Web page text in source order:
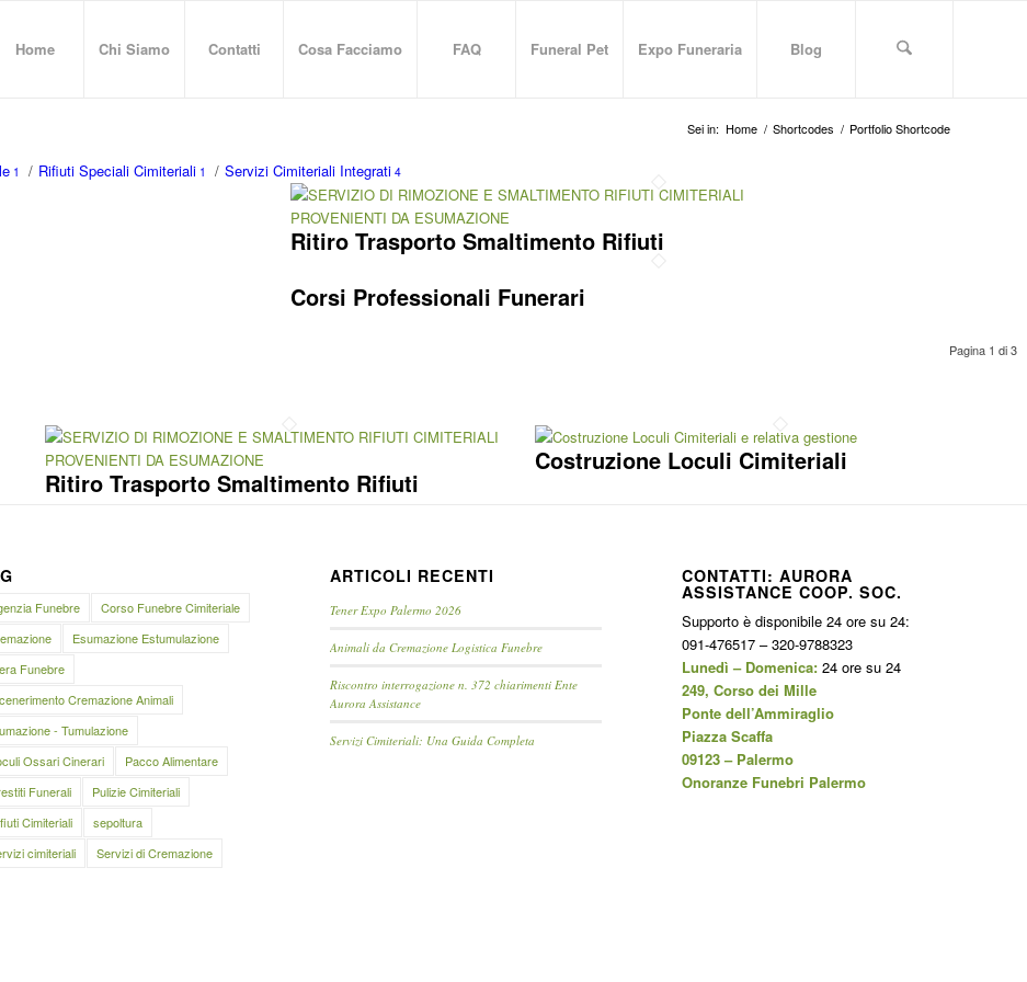
Home Chi Siamo Contatti Cosa Facciamo FAQ Funeral Pet Expo Funeraria Blog
Sei in: Home / Shortcodes / Portfolio Shortcode
1 / Rifiuti Speciali Cimiteriali 1 / Servizi Cimiteriali Integrati 4
Ritiro Trasporto Smaltimento Rifiuti
Corsi Professionali Funerari
Pagina 1 di 3
Ritiro Trasporto Smaltimento Rifiuti
Costruzione Loculi Cimiteriali
Funebre
Corso Funebre Cimiteriale
Esumazione Estumulazione
Funebre
Cremazione Animali
- Tumulazione
Ossari Cinerari
Pacco Alimentare
Funerali
Pulizie Cimiteriali
Cimiteriali
sepoltura
cimiteriali
Servizi di Cremazione
ARTICOLI RECENTI
Tener Expo Palermo 2026
Animali da Cremazione Logistica Funebre
Riscontro interrogazione n. 372 chiarimenti Ente
Aurora Assistance
Servizi Cimiteriali: Una Guida Completa
CONTATTI: AURORA
ASSISTANCE COOP. SOC.
Supporto è disponibile 24 ore su 24:
091-476517 – 320-9788323
Lunedì – Domenica: 24 ore su 24
249, Corso dei Mille
Ponte dell’Ammiraglio
Piazza Scaffa
09123 – Palermo
Onoranze Funebri Palermo